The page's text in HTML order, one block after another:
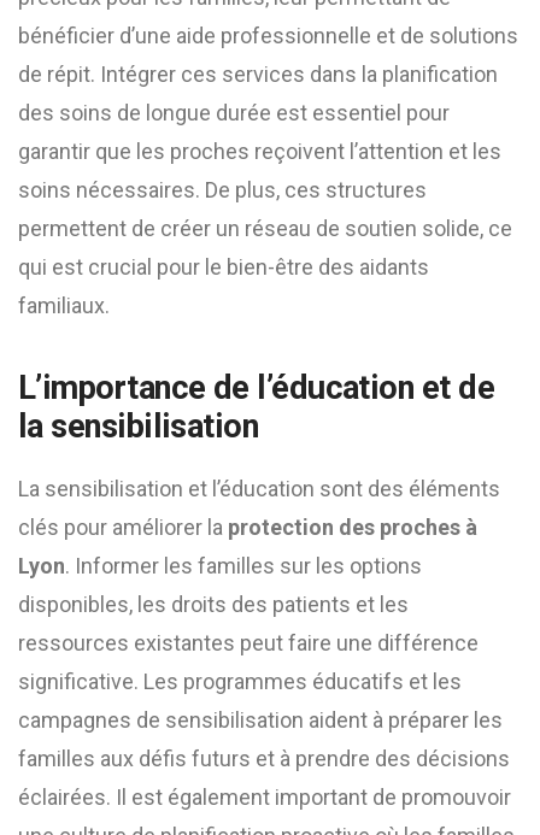
bénéficier d’une aide professionnelle et de solutions
de répit. Intégrer ces services dans la planification
des soins de longue durée est essentiel pour
garantir que les proches reçoivent l’attention et les
soins nécessaires. De plus, ces structures
permettent de créer un réseau de soutien solide, ce
qui est crucial pour le bien-être des aidants
familiaux.
L’importance de l’éducation et de
la sensibilisation
La sensibilisation et l’éducation sont des éléments
clés pour améliorer la protection des proches à
Lyon. Informer les familles sur les options
disponibles, les droits des patients et les
ressources existantes peut faire une différence
significative. Les programmes éducatifs et les
campagnes de sensibilisation aident à préparer les
familles aux défis futurs et à prendre des décisions
éclairées. Il est également important de promouvoir